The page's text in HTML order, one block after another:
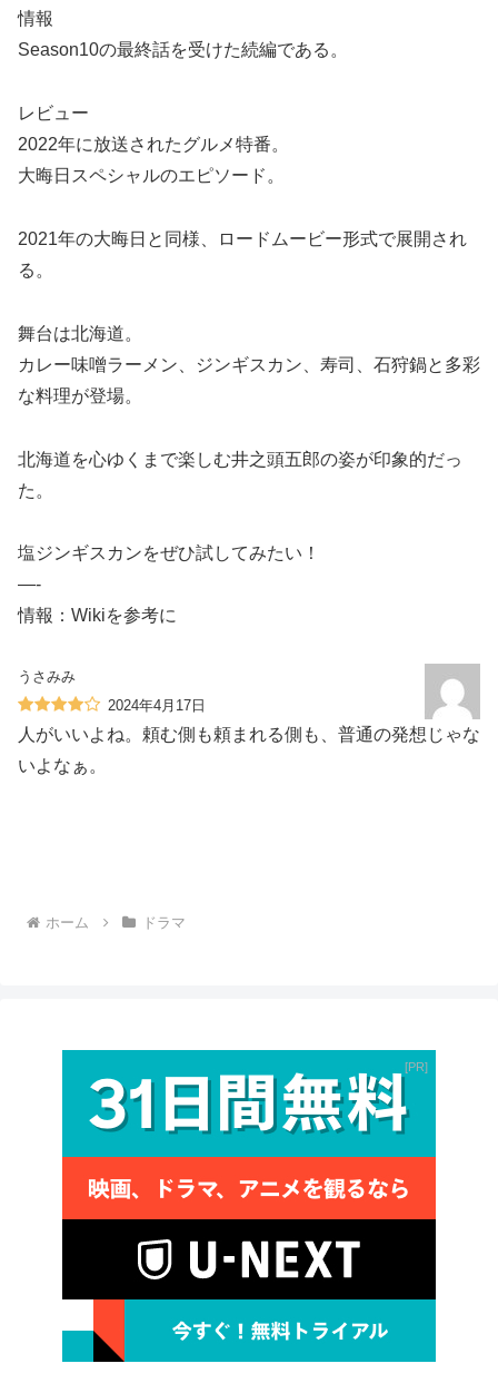
情報
Season10の最終話を受けた続編である。
️レビュー
2022年に放送されたグルメ特番。
大晦日スペシャルのエピソード。
2021年の大晦日と同様、ロードムービー形式で展開され
る。
舞台は北海道。
カレー味噌ラーメン、ジンギスカン、寿司、石狩鍋と多彩
な料理が登場。
北海道を心ゆくまで楽しむ井之頭五郎の姿が印象的だっ
た。
塩ジンギスカンをぜひ試してみたい！
—-
情報：Wikiを参考に
うさみみ
2024年4月17日
人がいいよね。頼む側も頼まれる側も、普通の発想じゃな
いよなぁ。
ホーム ドラマ
PR